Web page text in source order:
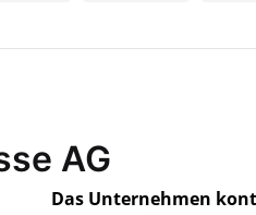
AG
Das Unternehmen